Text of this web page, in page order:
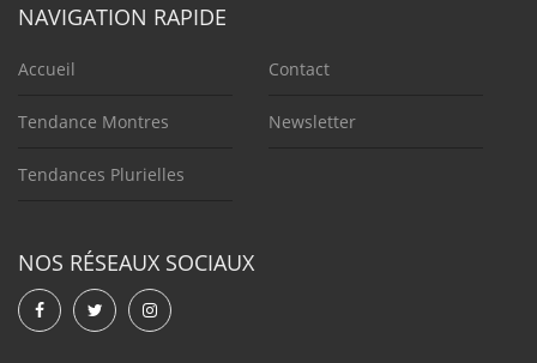
NAVIGATION RAPIDE
Accueil
Tendance Montres
Tendances Plurielles
Contact
Newsletter
NOS RÉSEAUX SOCIAUX